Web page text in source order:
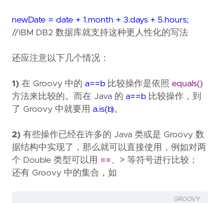
newDate = date + 1.month + 3.days + 5.hours;
//IBM DB2 数据库就支持这种更人性化的写法
还应注意以下几个情况：
1) 在 Groovy 中的 a==b 比较操作是依照 equals()
方法来比较的。而在 Java 的 a==b 比较操作，到
了 Groovy 中就要用 a.is(b)。
2) 有些操作已经在许多的 Java 类或是 Groovy 数
据结构中实现了，那么就可以直接使用，例如对两
个 Double 类型可以用 ==、 > 等符号进行比较；
还有 Groovy 中的集合，如
GROOVY